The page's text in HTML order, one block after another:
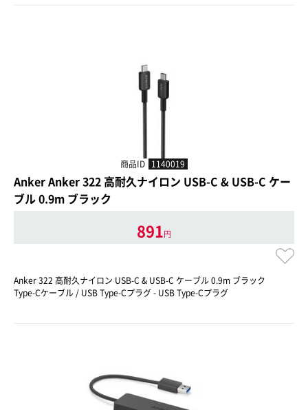
商品ID 1140019
Anker Anker 322 高耐久ナイロン USB-C & USB-C ケー
ブル 0.9m ブラック
891円
Anker 322 高耐久ナイロン USB-C & USB-C ケーブル 0.9m ブラック
Type-Cケーブル / USB Type-Cプラグ - USB Type-Cプラグ